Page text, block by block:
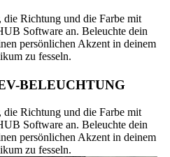
die Richtung und die Farbe mit
Software an. Beleuchte dein
persönlichen Akzent in deinem
zu fesseln.
BELEUCHTUNG
die Richtung und die Farbe mit
Software an. Beleuchte dein
persönlichen Akzent in deinem
zu fesseln.